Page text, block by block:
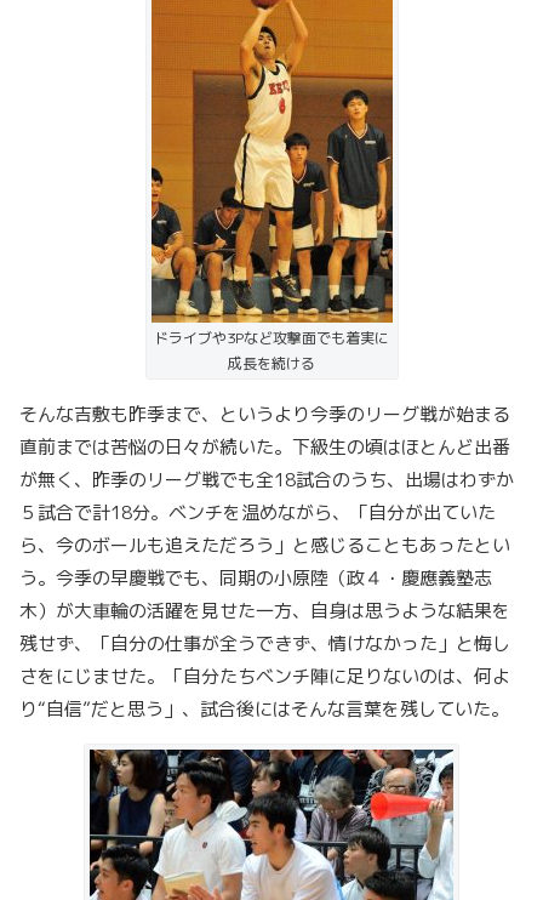
ドライブや3Pなど攻撃面でも着実に
成長を続ける
そんな吉敷も昨季まで、というより今季のリーグ戦が始まる
直前までは苦悩の日々が続いた。下級生の頃はほとんど出番
が無く、昨季のリーグ戦でも全18試合のうち、出場はわずか
５試合で計18分。ベンチを温めながら、「自分が出ていた
ら、今のボールも追えただろう」と感じることもあったとい
う。今季の早慶戦でも、同期の小原陸（政４・慶應義塾志
木）が大車輪の活躍を見せた一方、自身は思うような結果を
残せず、「自分の仕事が全うできず、情けなかった」と悔し
さをにじませた。「自分たちベンチ陣に足りないのは、何よ
り“自信”だと思う」、試合後にはそんな言葉を残していた。